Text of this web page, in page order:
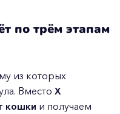
по трём этапам
из которых
Вместо Х
кошки и получаем